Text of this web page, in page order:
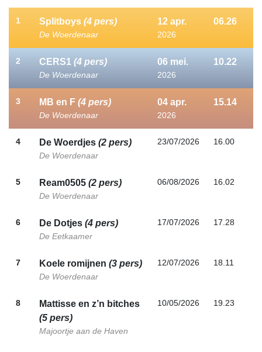
1 Splitboys (4 pers)
De Woerdenaar
12 apr.
2026
06.26
2 CERS1 (4 pers)
De Woerdenaar
06 mei.
2026
10.22
3 MB en F (4 pers)
De Woerdenaar
04 apr.
2026
15.14
4 De Woerdjes (2 pers)
De Woerdenaar
23/07/2026 16.00
5 Ream0505 (2 pers)
De Woerdenaar
06/08/2026 16.02
6 De Dotjes (4 pers)
De Eetkaamer
17/07/2026 17.28
7 Koele romijnen (3 pers)
De Woerdenaar
12/07/2026 18.11
8
Mattisse en z’n bitches
(5 pers)
Majoortje aan de Haven
10/05/2026 19.23